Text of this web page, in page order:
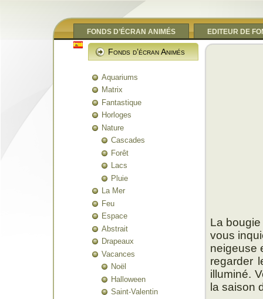
FONDS D’ÉCRAN ANIMÉS EDITEUR DE
Fonds d’écran Animés
Aquariums
Matrix
Fantastique
Horloges
Nature
Cascades
Forêt
Lacs
Pluie
La Mer
Feu
Espace
Abstrait
Drapeaux
Vacances
Noël
Halloween
Saint-Valentin
La
vous
neigeuse
regarder
illuminé.
la saison